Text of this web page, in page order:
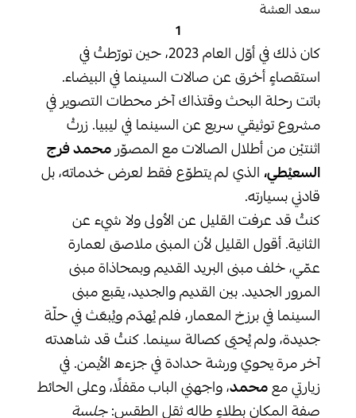
سعد العشة
1
كان ذلك في أوّل العام 2023، حين تورّطتُ في
استقصاءٍ أخرق عن صالات السينما في البيضاء.
باتت رحلة البحث وقتذاك آخر محطات التصوير في
مشروع توثيقي سريع عن السينما في ليبيا. زرتُ
اثنتيْن من أطلال الصالات مع المصوّرمحمد فرج
السعيْطي،الذي لم يتطوّع فقط لعرض خدماته، بل
قادني بسيارته.
كنتُ قد عرفت القليل عن الأولى ولا شيء عن
الثانية. أقول القليل لأن المبنى ملاصق لعمارة
عمّي، خلف مبنى البريد القديم وبمحاذاة مبنى
المرور الجديد. بين القديم والجديد، يقبع مبنى
السينما في برزخ المعمار، فلم يُهدَم ويُبعَث في حلّة
جديدة، ولم يُحيَى كصالة سينما. كنتُ قد شاهدته
آخر مرة يحوي ورشة حدادة في جزءه الأيمن. في
زيارتي معمحمد، واجهني الباب مقفلًا، وعلى الحائط
صفة المكان بطلاءٍ طاله ثقل الطقس:جلسة